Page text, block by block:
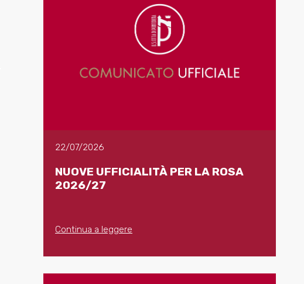
22/07/2026
NUOVE UFFICIALITÀ PER LA ROSA
2026/27
Continua a leggere